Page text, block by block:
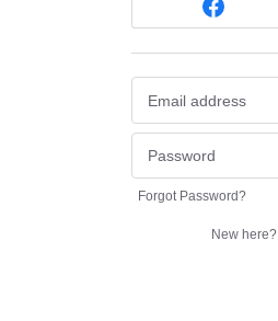
Forgot Password?
New here?